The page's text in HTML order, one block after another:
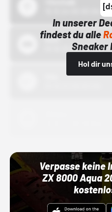
In unserer
findest du alle
Sneaker
Hol dir
Bstn
01.10.22 00:00 Uhr
Verpasse keine
ZX 8000 Aqua